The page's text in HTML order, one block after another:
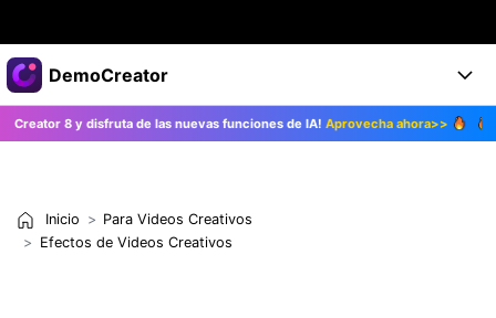
Productos destacados
Creatividad digital con AIGC
Utilidades
Empresas
Sala de prensa
DemoCreator
Productos
Características
Características IA
Soluciones
y disfruta de las nuevas funciones de IA!Aprovecha ahora>> ¡Actualiza
Inicio
Para Videos Creativos
Efectos de Videos Creativos